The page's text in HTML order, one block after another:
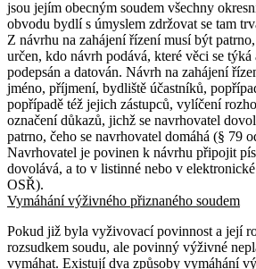
jsou jejím obecným soudem všechny
obvodu bydlí s úmyslem zdržovat se tam
Z návrhu na zahájení řízení musí být
určen, kdo návrh podává, které věci se
podepsán a datován. Návrh na zahájení
jméno, příjmení, bydliště účastníků,
popřípadě též jejich zástupců, vylíčení
označení důkazů, jichž se navrhovatel
patrno, čeho se navrhovatel domáhá (§ 79
Navrhovatel je povinen k návrhu připojit
dovolává, a to v listinné nebo v
OSŘ).
Vymáhání výživného přiznaného soudem
Pokud již byla vyživovací povinnost a její
rozsudkem soudu, ale povinný výživné
vymáhat. Existují dva způsoby vymáhání